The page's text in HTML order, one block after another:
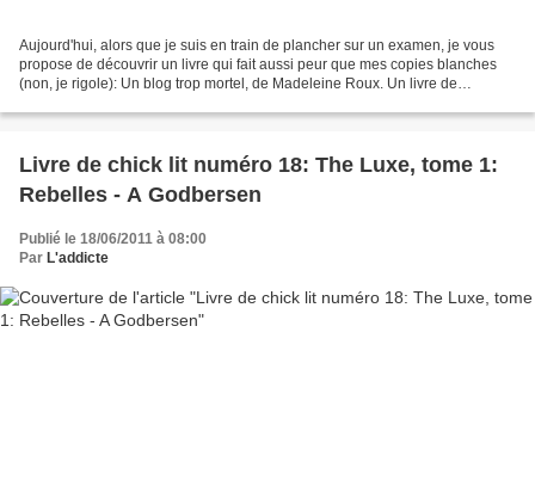
Aujourd'hui, alors que je suis en train de plancher sur un examen, je vous
propose de découvrir un livre qui fait aussi peur que mes copies blanches
(non, je rigole): Un blog trop mortel, de Madeleine Roux. Un livre de
Livre de chick lit numéro 18: The Luxe, tome 1:
Rebelles - A Godbersen
Publié le 18/06/2011 à 08:00
Par L'addicte